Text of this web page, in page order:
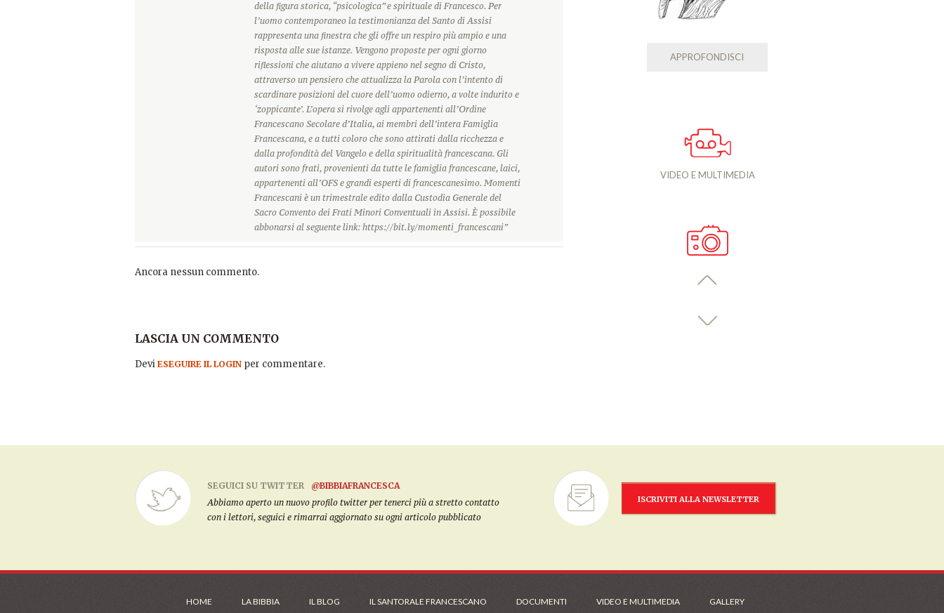
della figura storica, “psicologica” e spirituale di Francesco. Per
l’uomo contemporaneo la testimonianza del Santo di Assisi
rappresenta una finestra che gli offre un respiro più ampio e una
risposta alle sue istanze. Vengono proposte per ogni giorno
riflessioni che aiutano a vivere appieno nel segno di Cristo,
attraverso un pensiero che attualizza la Parola con l’intento di
scardinare posizioni del cuore dell’uomo odierno, a volte indurito e
‘zoppicante’. L’opera si rivolge agli appartenenti all’Ordine
Francescano Secolare d’Italia, ai membri dell’intera Famiglia
Francescana, e a tutti coloro che sono attirati dalla ricchezza e
dalla profondità del Vangelo e della spiritualità francescana. Gli
autori sono frati, provenienti da tutte le famiglia francescane, laici,
appartenenti all’OFS e grandi esperti di francescanesimo. Momenti
Francescani è un trimestrale edito dalla Custodia Generale del
Sacro Convento dei Frati Minori Conventuali in Assisi. È possibile
abbonarsi al seguente link: https://bit.ly/momenti_francescani”
Ancora nessun commento.
LASCIA UN COMMENTO
Devi ESEGUIRE IL LOGIN per commentare.
APPROFONDISCI
VIDEO E MULTIMEDIA
SEGUICI SU TWITTER
@BIBBIAFRANCESCA
Abbiamo aperto un nuovo profilo twitter per tenerci più a stretto contatto
con i lettori, seguici e rimarrai aggiornato su ogni articolo pubblicato
ISCRIVITI ALLA NEWSLETTER
HOME LA BIBBIA IL BLOG IL SANTORALE FRANCESCANO DOCUMENTI VIDEO E MULTIMEDIA GALLERY